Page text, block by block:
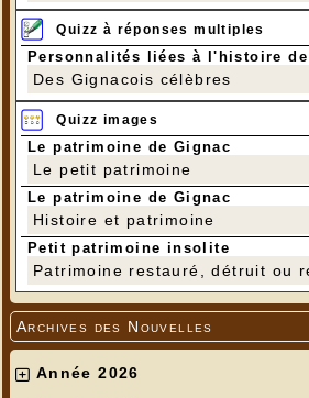
Quizz à réponses multiples
Personnalités liées à l'histoire de
Des Gignacois célèbres
Quizz images
Le patrimoine de Gignac
Le petit patrimoine
Le patrimoine de Gignac
Histoire et patrimoine
Petit patrimoine insolite
Patrimoine restauré, détruit ou
Archives des Nouvelles
Année 2026